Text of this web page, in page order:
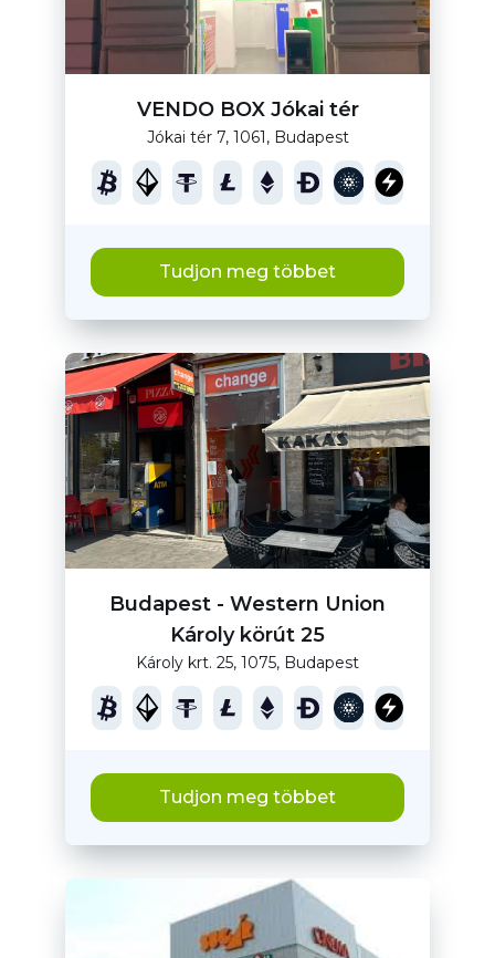
VENDO BOX Jókai tér
Jókai tér 7, 1061, Budapest
Tudjon meg többet
Budapest - Western Union
Károly körút 25
Károly krt. 25, 1075, Budapest
Tudjon meg többet